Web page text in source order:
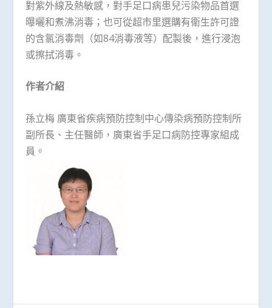
對紫外線及熱敏感，對手足口病患兒污染物品首選
曝曬和煮沸消毒；也可從超市里選購有衛生許可證
的含氯消毒劑（如84消毒液等）配製後，進行浸泡
或擦拭消毒。
作者介紹
孫立梅 廣東省疾病預防控制中心傳染病預防控制所
副所長、主任醫師，廣東省手足口病防控專家組成
員。